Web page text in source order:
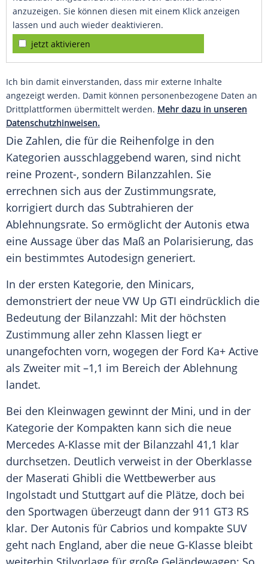
anzuzeigen. Sie können diesen mit einem Klick anzeigen
lassen und auch wieder deaktivieren.
jetzt aktivieren
Ich bin damit einverstanden, dass mir externe Inhalte
angezeigt werden. Damit können personenbezogene Daten an
Drittplattformen übermittelt werden. Mehr dazu in unseren
Datenschutzhinweisen.
Die Zahlen, die für die Reihenfolge in den
Kategorien ausschlaggebend waren, sind nicht
reine Prozent-, sondern Bilanzzahlen. Sie
errechnen sich aus der Zustimmungsrate,
korrigiert durch das Subtrahieren der
Ablehnungsrate. So ermöglicht der Autonis etwa
eine Aussage über das Maß an Polarisierung, das
ein bestimmtes Autodesign generiert.
In der ersten Kategorie, den Minicars,
demonstriert der neue VW Up GTI eindrücklich die
Bedeutung der Bilanzzahl: Mit der höchsten
Zustimmung aller zehn Klassen liegt er
unangefochten vorn, wogegen der Ford Ka+ Active
als Zweiter mit –1,1 im Bereich der Ablehnung
landet.
Bei den Kleinwagen gewinnt der Mini, und in der
Kategorie der Kompakten kann sich die neue
Mercedes A-Klasse mit der Bilanzzahl 41,1 klar
durchsetzen. Deutlich verweist in der Oberklasse
der Maserati Ghibli die Wettbewerber aus
Ingolstadt und Stuttgart auf die Plätze, doch bei
den Sportwagen überzeugt dann der 911 GT3 RS
klar. Der Autonis für Cabrios und kompakte SUV
geht nach England, aber die neue G-Klasse bleibt